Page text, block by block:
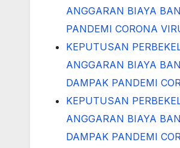
ANGGARAN BIAYA
PANDEMI CORONA
KEPUTUSAN
ANGGARAN BIAYA
DAMPAK PANDEMI
KEPUTUSAN
ANGGARAN BIAYA
DAMPAK PANDEMI